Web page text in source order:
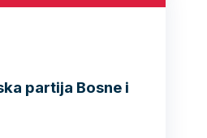
partija Bosne i